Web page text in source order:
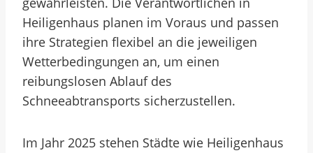
Heiligenhaus planen im Voraus und passen
ihre Strategien flexibel an die jeweiligen
Wetterbedingungen an, um einen
reibungslosen Ablauf des
Schneeabtransports sicherzustellen.
Im Jahr 2025 stehen Städte wie Heiligenhaus